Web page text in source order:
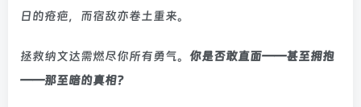
日的疮疤，而宿敌亦卷土重来。
拯救纳文达需燃尽你所有勇气。 你是否敢直面——甚至拥抱
——那至暗的真相？